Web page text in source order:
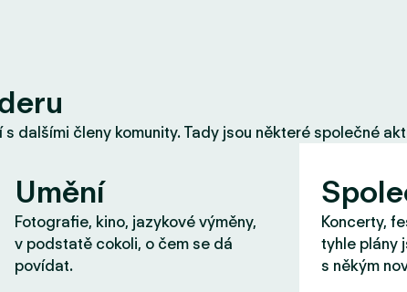
dalšími členy komunity. Tady jsou některé společné
Umění
Fotografie, kino, jazykové výměny,
v podstatě cokoli, o čem se dá
povídat.
Koncerty,
tyhle plány
s někým